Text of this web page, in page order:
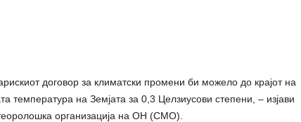
договор за климатски промени би можело до крајот на
температура на Земјата за 0,3 Целзиусови степени, – изјави
организација на ОН (СМО).